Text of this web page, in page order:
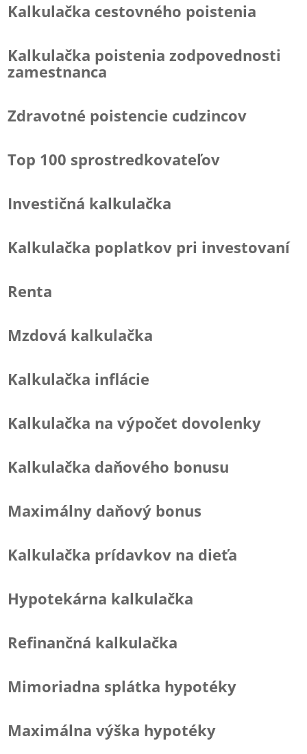
Kalkulačka cestovného poistenia
Kalkulačka poistenia zodpovednosti
zamestnanca
Zdravotné poistencie cudzincov
Top 100 sprostredkovateľov
Investičná kalkulačka
Kalkulačka poplatkov pri investovaní
Renta
Mzdová kalkulačka
Kalkulačka inflácie
Kalkulačka na výpočet dovolenky
Kalkulačka daňového bonusu
Maximálny daňový bonus
Kalkulačka prídavkov na dieťa
Hypotekárna kalkulačka
Refinančná kalkulačka
Mimoriadna splátka hypotéky
Maximálna výška hypotéky